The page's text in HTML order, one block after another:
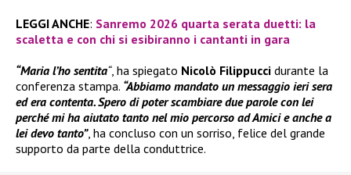
LEGGI ANCHE: Sanremo 2026 quarta serata duetti: la
scaletta e con chi si esibiranno i cantanti in gara
“Maria l’ho sentita“, ha spiegato Nicolò Filippucci durante la
conferenza stampa. “Abbiamo mandato un messaggio ieri sera
ed era contenta. Spero di poter scambiare due parole con lei
perché mi ha aiutato tanto nel mio percorso ad Amici e anche a
lei devo tanto”, ha concluso con un sorriso, felice del grande
supporto da parte della conduttrice.